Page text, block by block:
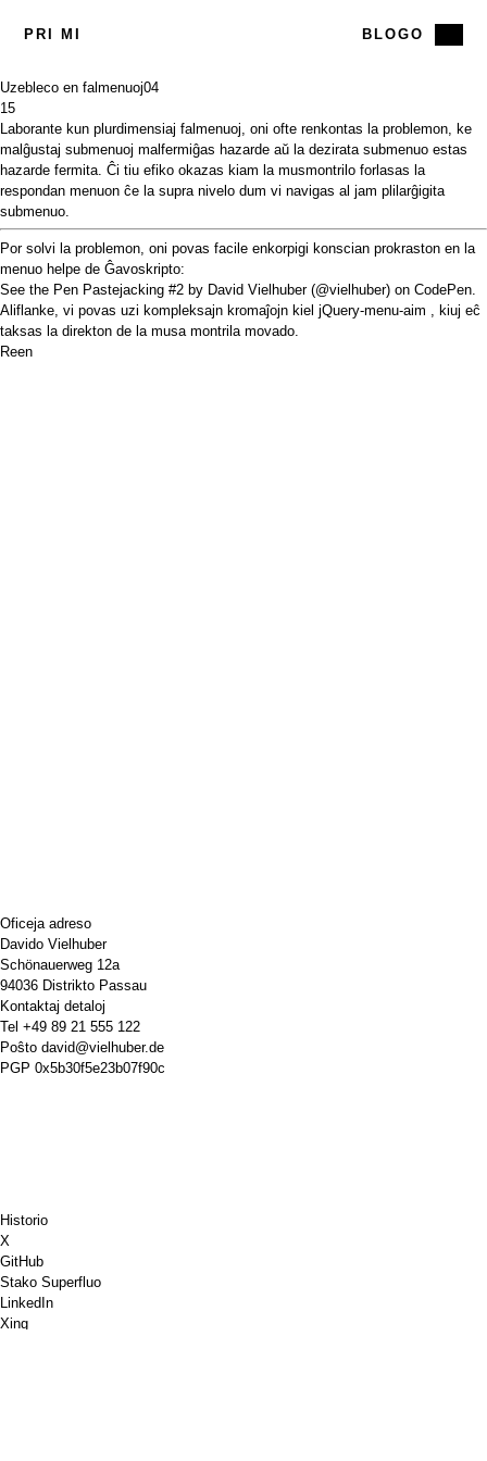
PRI MI BLOGO
Uzebleco en falmenuoj04
15
Laborante kun plurdimensiaj falmenuoj, oni ofte renkontas la problemon, ke
malĝustaj submenuoj malfermiĝas hazarde aŭ la dezirata submenuo estas
hazarde fermita. Ĉi tiu efiko okazas kiam la musmontrilo forlasas la
respondan menuon ĉe la supra nivelo dum vi navigas al jam plilarĝigita
submenuo.
Por solvi la problemon, oni povas facile enkorpigi konscian prokraston en la
menuo helpe de Ĝavoskripto:
See the Pen Pastejacking #2 by David Vielhuber (@vielhuber) on CodePen
Aliflanke, vi povas uzi kompleksajn kromaĵojn kiel jQuery-menu-aim , kiuj eĉ
taksas la direkton de la musa montrila movado.
Reen
Oficeja adreso
Davido Vielhuber
Schönauerweg 12a
94036 Distrikto Passau
Kontaktaj detaloj
Tel +49 89 21 555 122
Poŝto david@vielhuber.de
PGP 0x5b30f5e23b07f90c
Historio
X
GitHub
Stako Superfluo
LinkedIn
Xing